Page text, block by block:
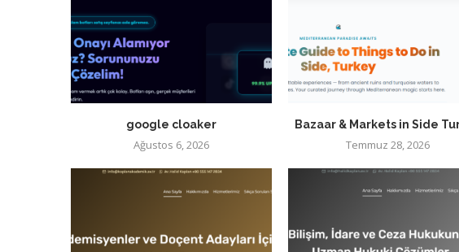
google cloaker
Ağustos 6, 2026
Bazaar & Markets in Side
Temmuz 28, 2026